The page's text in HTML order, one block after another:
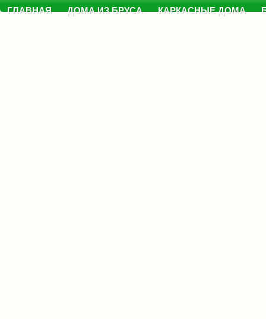
ГЛАВНАЯ
ДОМА ИЗ БРУСА КАРКАСНЫЕ ДОМА